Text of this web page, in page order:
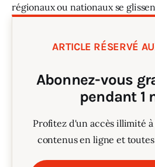
régionaux ou nationaux se
ARTICLE RÉSERVÉ
Abonnez-vous
pendant 1
Profitez d'un accès illimité à
contenus en ligne et